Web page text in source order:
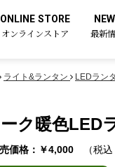
ONLINE STORE
オンラインストア 最新
ライト&ランタン LEDラン
ク暖色LED
価格：￥4,000 （税